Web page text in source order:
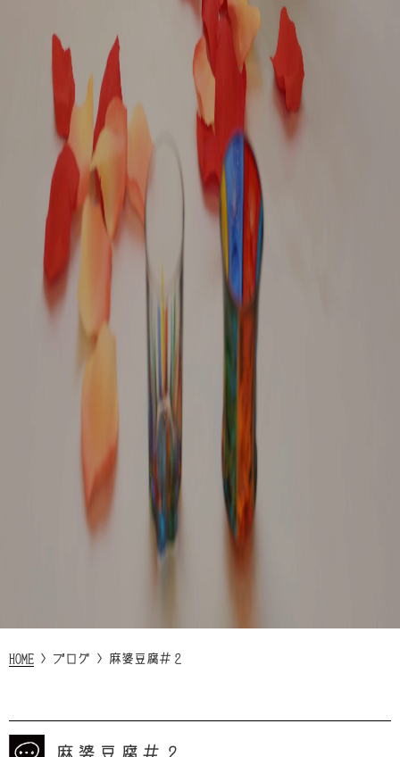
HOME > ブログ > 麻婆豆腐＃２
麻婆豆腐＃２